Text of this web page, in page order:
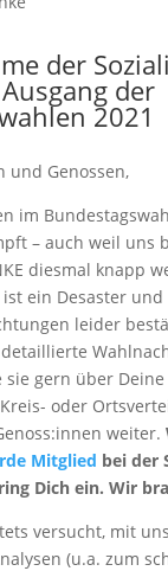
der
der
2021
und Genossen,
im
– auch weil uns
diesmal knapp
ein Desaster und
leider
gern über Deine
oder
weiter.
Mitglied bei der
Dich ein. Wir
versucht, mit
(u.a. zum